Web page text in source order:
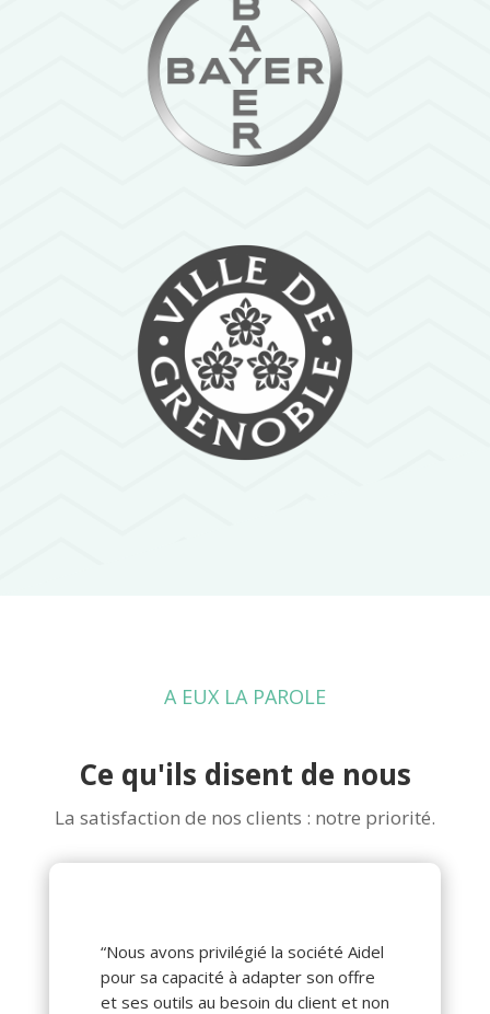
A EUX LA PAROLE
Ce qu'ils disent de nous
La satisfaction de nos clients : notre priorité.
“Nous avons privilégié la société Aidel
pour sa capacité à adapter son offre
et ses outils au besoin du client et non